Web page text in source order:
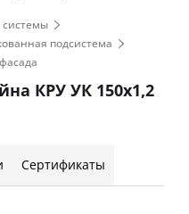
подсистема
КРУ УК 150х1,2
Сертификаты